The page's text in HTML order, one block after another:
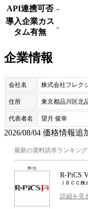
API連携可否 -
導入企業カス
タム有無
-
企業情報
会社名 株式会社フレク
住所 東京都品川区北
代表者名 望月 俊幸
2026/08/04 価格情報追
最新の資料請求ランキング
第1位
R-PiCS
ＪＢＣＣ株
詳細を見